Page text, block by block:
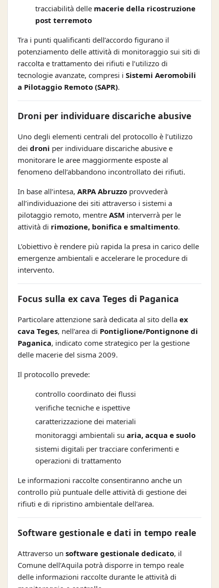
tracciabilità delle macerie della ricostruzione
post terremoto
Tra i punti qualificanti dell’accordo figurano il
potenziamento delle attività di monitoraggio sui siti di
raccolta e trattamento dei rifiuti e l’utilizzo di
tecnologie avanzate, compresi i Sistemi Aeromobili
a Pilotaggio Remoto (SAPR).
Droni per individuare discariche abusive
Uno degli elementi centrali del protocollo è l’utilizzo
dei droni per individuare discariche abusive e
monitorare le aree maggiormente esposte al
fenomeno dell’abbandono incontrollato dei rifiuti.
In base all’intesa, ARPA Abruzzo provvederà
all’individuazione dei siti attraverso i sistemi a
pilotaggio remoto, mentre ASM interverrà per le
attività di rimozione, bonifica e smaltimento.
L’obiettivo è rendere più rapida la presa in carico delle
emergenze ambientali e accelerare le procedure di
intervento.
Focus sulla ex cava Teges di Paganica
Particolare attenzione sarà dedicata al sito della ex
cava Teges, nell’area di Pontiglione/Pontignone di
Paganica, indicato come strategico per la gestione
delle macerie del sisma 2009.
Il protocollo prevede:
controllo coordinato dei flussi
verifiche tecniche e ispettive
caratterizzazione dei materiali
monitoraggi ambientali su aria, acqua e suolo
sistemi digitali per tracciare conferimenti e
operazioni di trattamento
Le informazioni raccolte consentiranno anche un
controllo più puntuale delle attività di gestione dei
rifiuti e di ripristino ambientale dell’area.
Software gestionale e dati in tempo reale
Attraverso un software gestionale dedicato, il
Comune dell’Aquila potrà disporre in tempo reale
delle informazioni raccolte durante le attività di